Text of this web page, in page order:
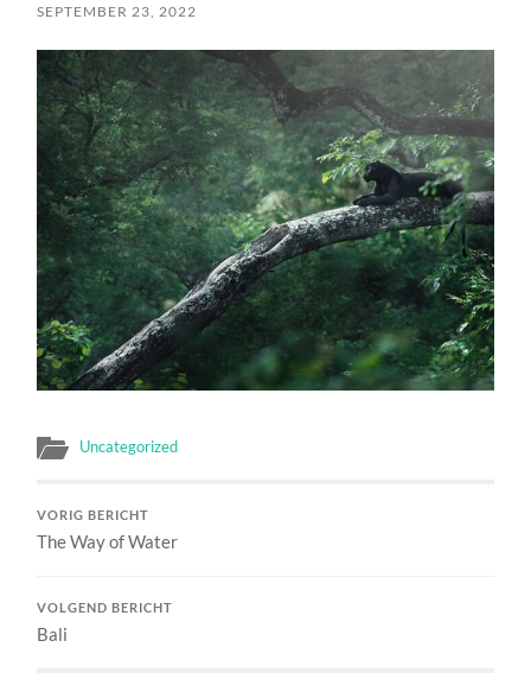
SEPTEMBER 23, 2022
Uncategorized
VORIG BERICHT
The Way of Water
VOLGEND BERICHT
Bali